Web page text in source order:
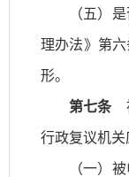
（五）
理办法》第
形。
第七条
行政复议机关
（一）